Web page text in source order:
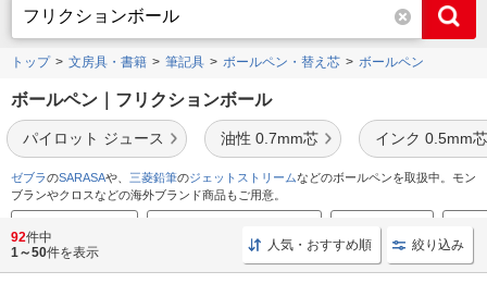
トップ 文房具・書籍 筆記具 ボールペン・替え芯 ボールペン
ボールペン｜フリクションボール
パイロット ジュース 油性 0.7mm芯 インク 0.5mm芯
ゼブラのSARASAや、 三菱鉛筆のジェットストリームなどのボールペンを取扱中。モン
ブランやクロスなどの海外ブランド商品もご用意。
ボールペンおすすめ おすすめ文房具 文房
92件中
1～50件を表示 人気・おすすめ順 絞り込み